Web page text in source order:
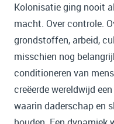
Kolonisatie ging nooit
macht. Over controle.
grondstoffen, arbeid,
misschien nog
conditioneren van
creëerde wereldwijd
waarin daderschap en